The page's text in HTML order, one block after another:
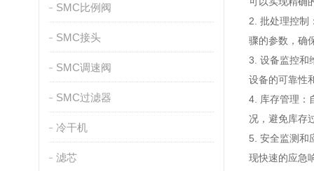
SMC比例阀
SMC接头
SMC调速阀
SMC过滤器
冷干机
滤芯
2. 批处理控制
骤的参数，确
3. 设备监控和
设备的可靠性
4. 库存管理：
况，避免库存
5. 安全监测和
现快速的应急